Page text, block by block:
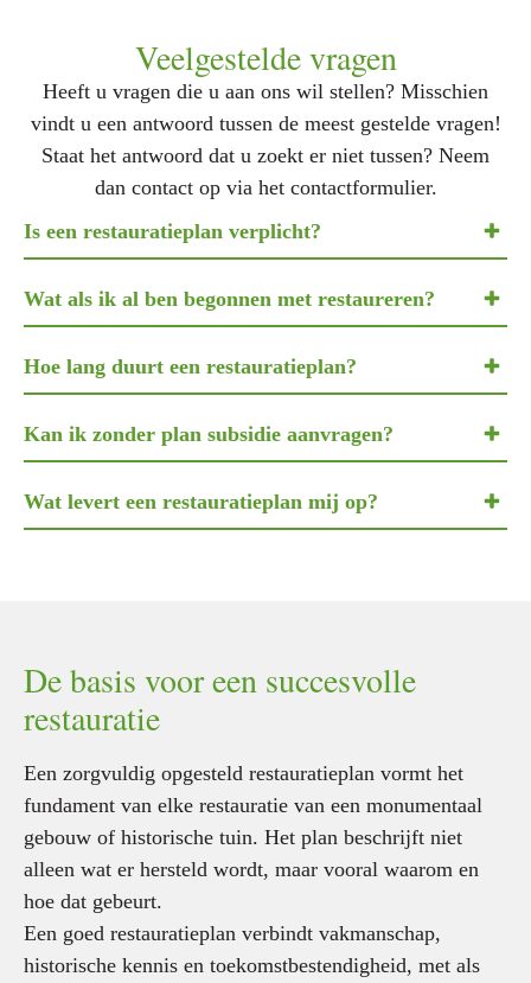
Veelgestelde vragen
Heeft u vragen die u aan ons wil stellen? Misschien
vindt u een antwoord tussen de meest gestelde vragen!
Staat het antwoord dat u zoekt er niet tussen? Neem
dan contact op via het contactformulier.
Is een restauratieplan verplicht?
Wat als ik al ben begonnen met restaureren?
Hoe lang duurt een restauratieplan?
Kan ik zonder plan subsidie aanvragen?
Wat levert een restauratieplan mij op?
De basis voor een succesvolle
restauratie
Een zorgvuldig opgesteld restauratieplan vormt het
fundament van elke restauratie van een monumentaal
gebouw of historische tuin. Het plan beschrijft niet
alleen wat er hersteld wordt, maar vooral waarom en
hoe dat gebeurt.
Een goed restauratieplan verbindt vakmanschap,
historische kennis en toekomstbestendigheid, met als